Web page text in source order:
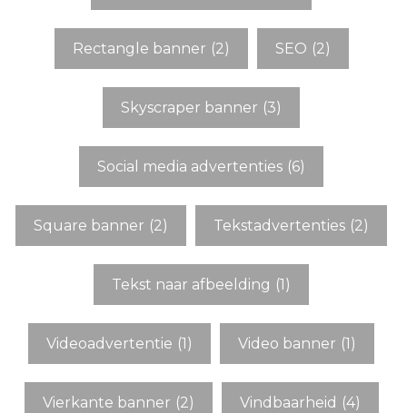
Rectangle banner (2) SEO (2)
Skyscraper banner (3)
Social media advertenties (6)
Square banner (2) Tekstadvertenties (2)
Tekst naar afbeelding (1)
Videoadvertentie (1) Video banner (1)
Vierkante banner (2) Vindbaarheid (4)